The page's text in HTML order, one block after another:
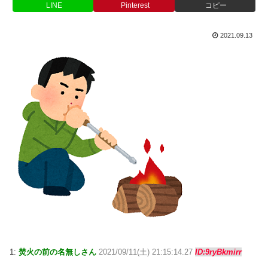
LINE Pinterest コピー
2021.09.13
1: 焚火の前の名無しさん 2021/09/11(土) 21:15:14.27 ID:9ryBkmirr